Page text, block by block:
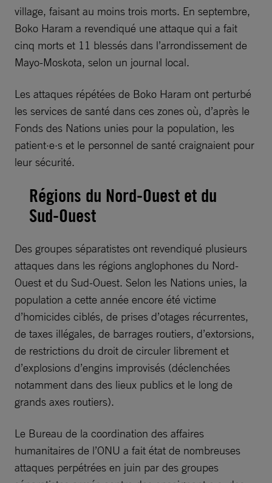
village, faisant au moins trois morts. En septembre,
Boko Haram a revendiqué une attaque qui a fait
cinq morts et 11 blessés dans l’arrondissement de
Mayo-Moskota, selon un journal local.
Les attaques répétées de Boko Haram ont perturbé
les services de santé dans ces zones où, d’après le
Fonds des Nations unies pour la population, les
patient·e·s et le personnel de santé craignaient pour
leur sécurité.
Régions du Nord-Ouest et du
Sud-Ouest
Des groupes séparatistes ont revendiqué plusieurs
attaques dans les régions anglophones du Nord-
Ouest et du Sud-Ouest. Selon les Nations unies, la
population a cette année encore été victime
d’homicides ciblés, de prises d’otages récurrentes,
de taxes illégales, de barrages routiers, d’extorsions,
de restrictions du droit de circuler librement et
d’explosions d’engins improvisés (déclenchées
notamment dans des lieux publics et le long de
grands axes routiers).
Le Bureau de la coordination des affaires
humanitaires de l’ONU a fait état de nombreuses
attaques perpétrées en juin par des groupes